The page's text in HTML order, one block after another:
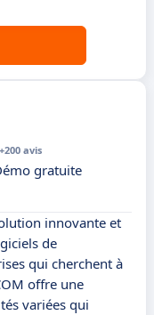
+200 avis
gratuite
innovante et
de
qui cherchent à
offre une
variées qui